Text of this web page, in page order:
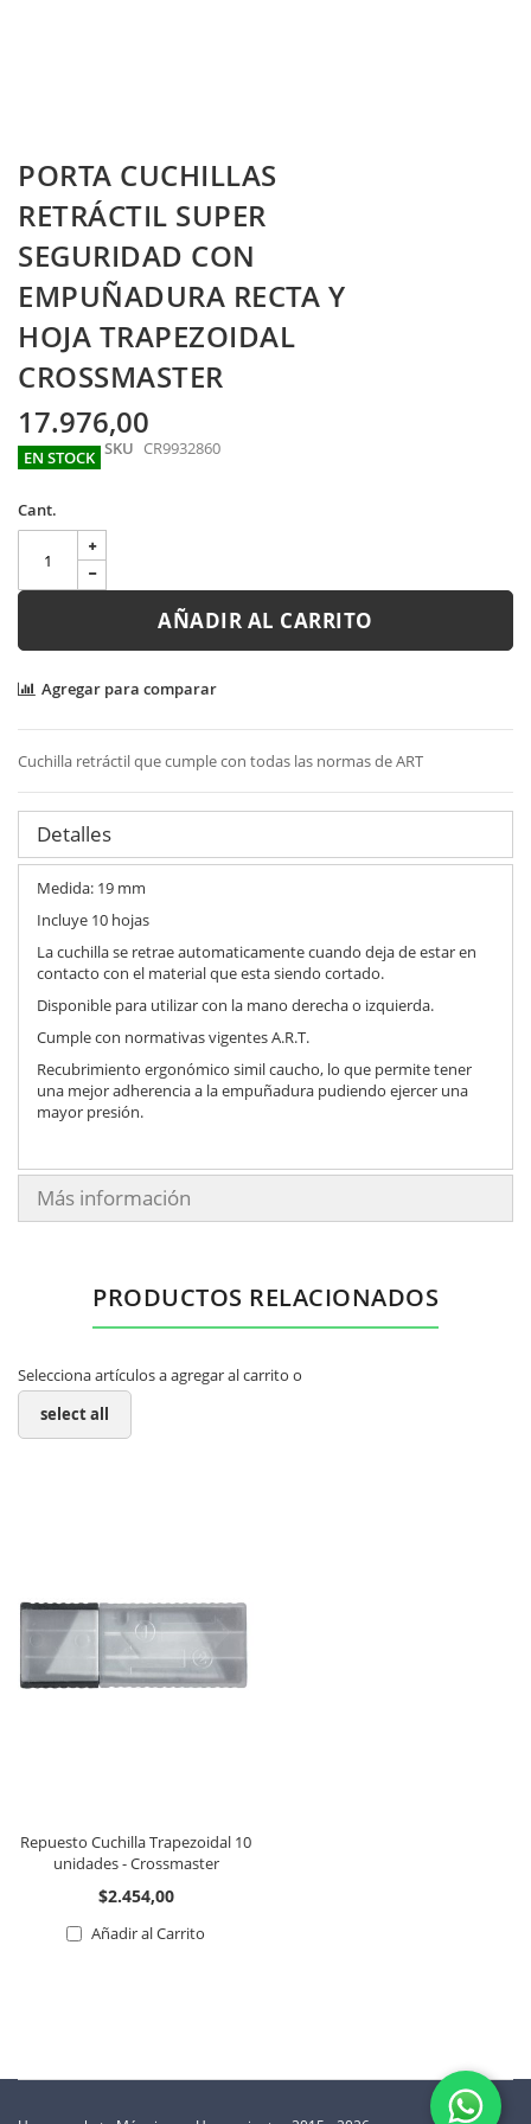
Skip
to
the
beginning
of
the
images
gallery
PORTA CUCHILLAS
RETRÁCTIL SUPER
SEGURIDAD CON
EMPUÑADURA RECTA Y
HOJA TRAPEZOIDAL
CROSSMASTER
17.976,00
EN STOCK SKU CR9932860
Cant.
AÑADIR AL CARRITO
Agregar para comparar
Cuchilla retráctil que cumple con todas las normas de ART
Detalles
Medida: 19 mm
Incluye 10 hojas
La cuchilla se retrae automaticamente cuando deja de estar en
contacto con el material que esta siendo cortado.
Disponible para utilizar con la mano derecha o izquierda.
Cumple con normativas vigentes A.R.T.
Recubrimiento ergonómico simil caucho, lo que permite tener
una mejor adherencia a la empuñadura pudiendo ejercer una
mayor presión.
Más información
PRODUCTOS RELACIONADOS
Selecciona artículos a agregar al carrito o
select all
Repuesto Cuchilla Trapezoidal 10
unidades - Crossmaster
$2.454,00
Añadir al Carrito